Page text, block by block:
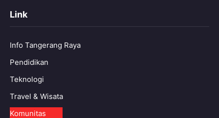
Link
Info Tangerang Raya
Pendidikan
Teknologi
Travel & Wisata
Komunitas